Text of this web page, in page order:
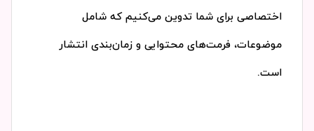
اختصاصی برای شما تدوین می‌کنیم که شامل
موضوعات، فرمت‌های محتوایی و زمان‌بندی انتشار
است.